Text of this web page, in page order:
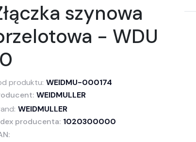
szynowa
- WDU
produktu: WEIDMU-000174
WEIDMULLER
WEIDMULLER
producenta: 1020300000